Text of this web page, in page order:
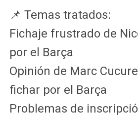
📌 Temas tratados:
Fichaje frustrado de
por el Barça
Opinión de Marc
fichar por el Barça
Problemas de